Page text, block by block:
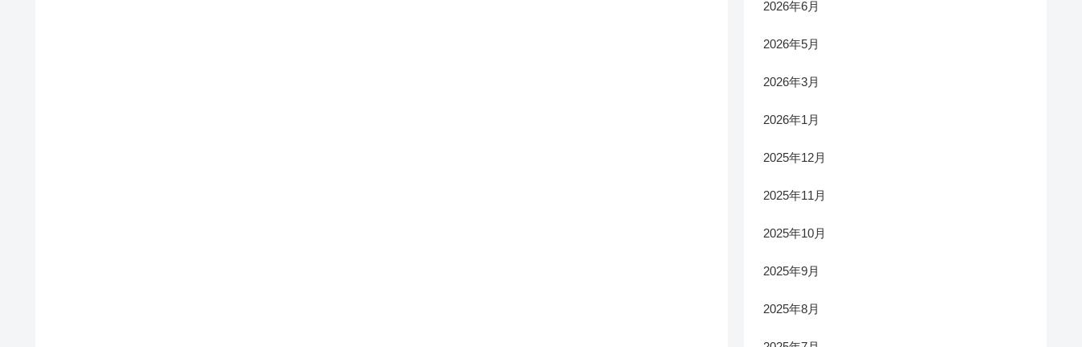
2026年6月
2026年5月
2026年3月
2026年1月
2025年12月
2025年11月
2025年10月
2025年9月
2025年8月